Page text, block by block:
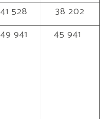
41 528
38 202
49 941 45 941